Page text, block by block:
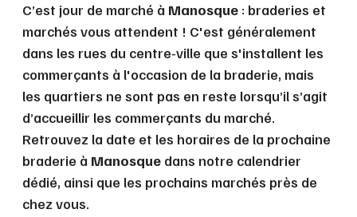
C’est jour de marché à Manosque : braderies et
marchés vous attendent ! C'est généralement
dans les rues du centre-ville que s'installent les
commerçants à l'occasion de la braderie, mais
les quartiers ne sont pas en reste lorsqu’il s’agit
d’accueillir les commerçants du marché.
Retrouvez la date et les horaires de la prochaine
braderie à Manosque dans notre calendrier
dédié, ainsi que les prochains marchés près de
chez vous.